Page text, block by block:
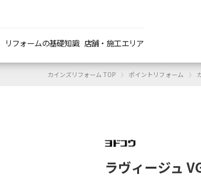
リフォームの基礎知識 店舗・施工エリア
カインズリフォーム TOP › ポイントリフォーム ›
ラヴィージュ